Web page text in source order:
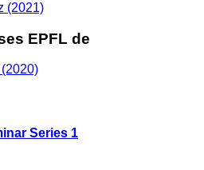
(2021)
EPFL de
Series 1